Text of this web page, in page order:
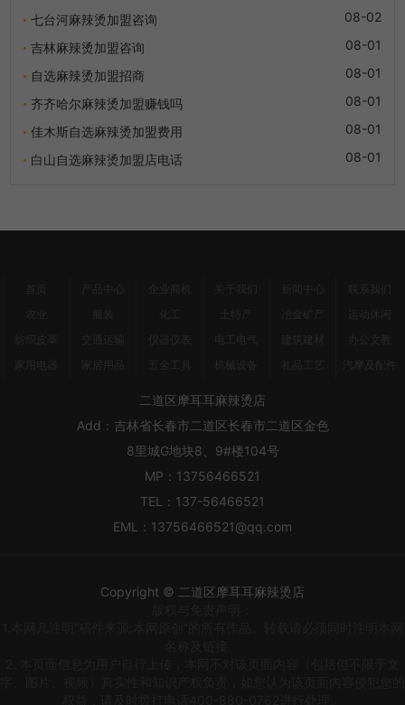
七台河麻辣烫加盟咨询
08-02
吉林麻辣烫加盟咨询
08-01
自选麻辣烫加盟招商
08-01
齐齐哈尔麻辣烫加盟赚钱吗
08-01
佳木斯自选麻辣烫加盟费用
08-01
白山自选麻辣烫加盟店电话
08-01
二道区摩耳耳麻辣烫店
Add： 吉林省长春市二道区长春市二道区金色
8里城G地块8、9#楼104号
MP： 13756466521
TEL： 137-56466521
EML： 13756466521@qq.com
Copyright © 二道区摩耳耳麻辣烫店